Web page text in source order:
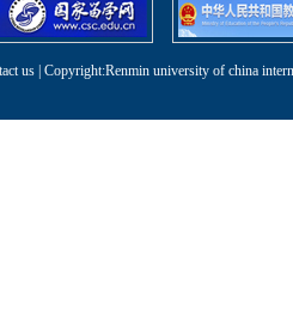
us | Copyright:Renmin university of china